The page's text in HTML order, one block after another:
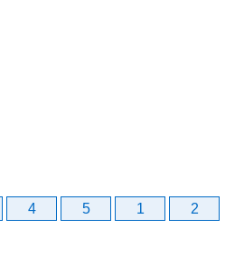
4 5 1 2